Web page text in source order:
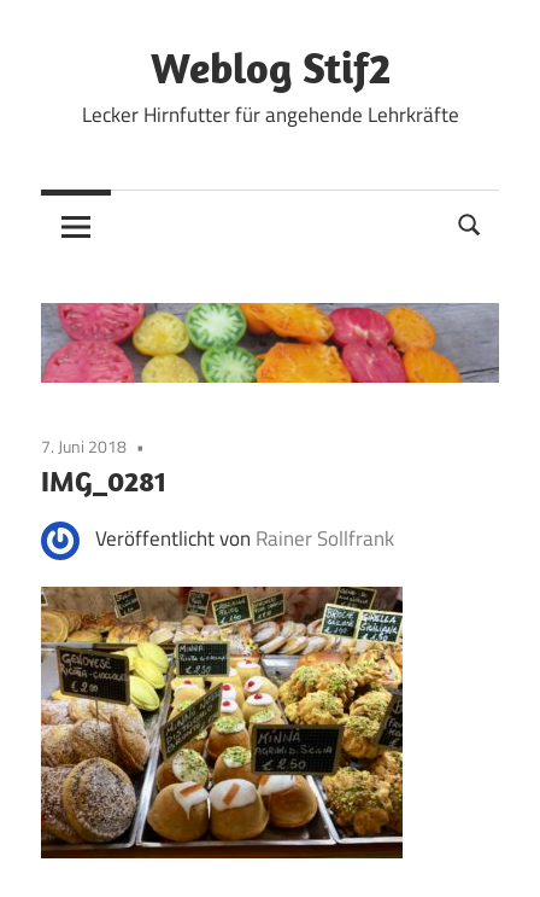
Weblog Stif2
Lecker Hirnfutter für angehende Lehrkräfte
7. Juni 2018
IMG_0281
Veröffentlicht von Rainer Sollfrank